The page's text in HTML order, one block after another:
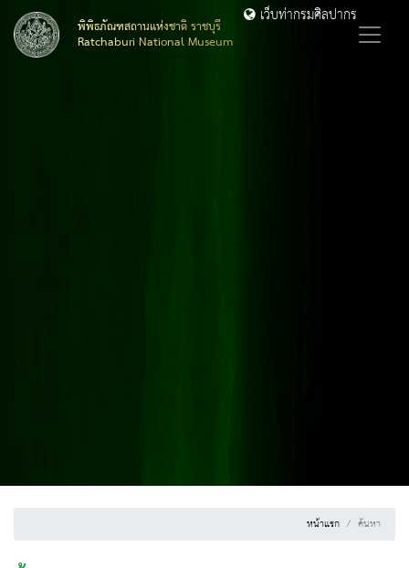
พิพิธภัณฑสถานแห่งชาติ ราชบุรี
Ratchaburi National Museum
เว็บท่ากรมศิลปากร
หน้าแรก ค้นหา